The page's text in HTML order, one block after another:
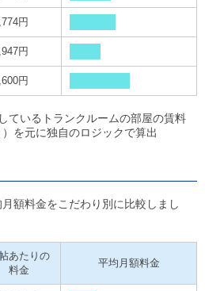
円
円
円
ているトランクルームの部屋の賃料
を元に独自のロジックで算出
額料金をこだわり別に比較しまし
あたりの
料金
平均月額料金